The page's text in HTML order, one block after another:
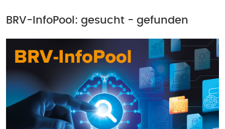
BRV-InfoPool: gesucht - gefunden